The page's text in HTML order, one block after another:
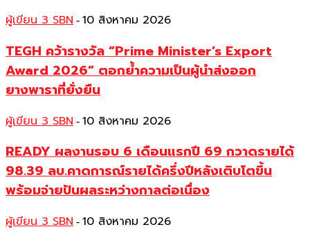
ผู้เขียน 3 SBN - 10 สิงหาคม 2026
TEGH คว้ารางวัล “Prime Minister’s Export
Award 2026” ตอกย้ำความเป็นผู้นำส่งออก
ยางพาราที่ยั่งยืน
ผู้เขียน 3 SBN - 10 สิงหาคม 2026
READY ผลงานรอบ 6 เดือนแรกปี 69 กวาดรายได้
98.39 ลบ.คาดการณ์รายได้ครึ่งปีหลังเติบโตขึ้น
พร้อมจ่ายปันผลระหว่างกาลต่อเนื่อง
ผู้เขียน 3 SBN - 10 สิงหาคม 2026